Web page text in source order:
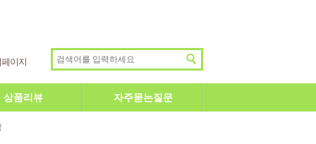
이지
상품리뷰 자주묻는질문